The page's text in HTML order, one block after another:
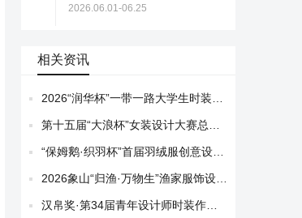
2026.06.01-06.25
相关资讯